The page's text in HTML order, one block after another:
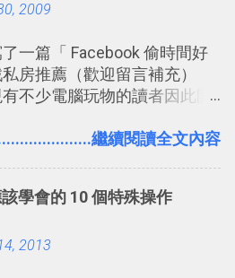
，決定要不要讓其他朋友看
訊息中，或是想把你標籤在
，現在你都多了一個「事先
機制，可以決定這些你被標籤
從而禁止可能的祕密被你其他
2009
一篇「 Facebook 偷時間好
房推薦（歡迎留言補充）
有不少電腦玩物的讀者因此開
確 實是目前最好的社群、社
聯繫： 例如你可以看到朋友
？或者有哪些朋友正熱衷於
繼續閱讀全文內容
學會的 10 個特殊操作
2013